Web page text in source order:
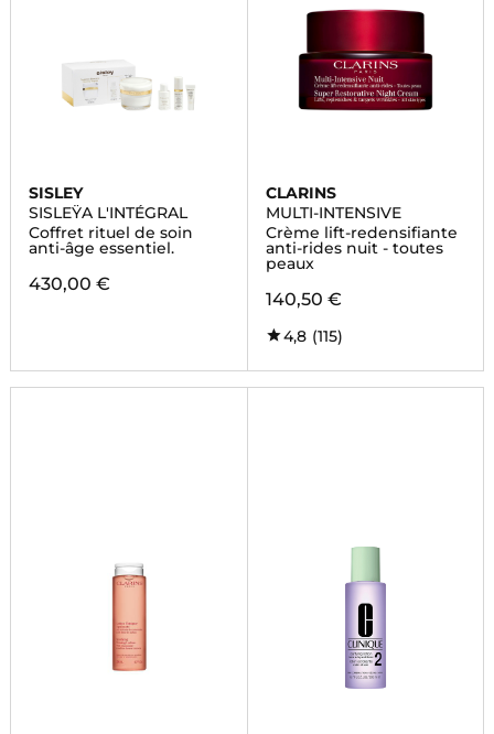
SISLEY
SISLEŸA L'INTÉGRAL
Coffret rituel de soin
anti-âge essentiel.
430,00 €
CLARINS
MULTI-INTENSIVE
Crème lift-redensifiante
anti-rides nuit - toutes
peaux
140,50 €
4,8 (115)